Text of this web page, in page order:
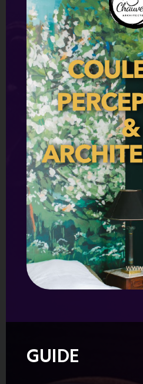
GUIDE